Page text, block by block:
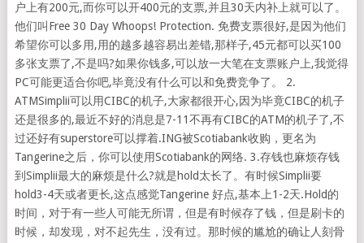
户上有200元,而你可以开400元的支票,并且30天内补上就可以了。
他们叫Free 30 Day Whoops! Protection. 免费支票很好,是因为他们
希望你可以多用,用的越多越容易出差错,那样子,45元都可以买100
多张支票了,不是吗?如果你钱多,可以放一大笔在支票账户上,我觉得
PC可能更适合你吧,毕竟没有什么可以和免费竞争了。 2.
ATMSimplii可以用CIBC的机子,大家都很开心,因为毕竟CIBC的机子
还是很多的,最近不好的消息是7-11不再有CIBC的ATM的机子了,不
过还好有superstore可以撑着.ING被Scotiabank收购，更名为
Tangerine之后，你可以使用Scotiabank的网络. 3.存钱也麻烦存钱
到Simplii最大的麻烦是什么?就是hold太长了。有时候Simplii要
hold3-4天或者更长,这点感觉Tangerine 好点,基本上1-2天.Hold的
时间，对于有一些人可能无所谓，但是有时候存了钱，但是刷卡的
时候，却发现，对不起先生，没有过。那时候的尴尬的确让人刻骨